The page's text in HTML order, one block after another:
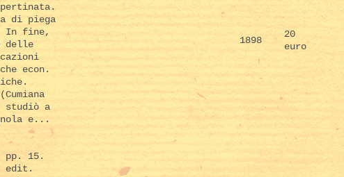
di piega
In fine,
delle
econ.
studiò a
e...
1898
20
euro
pp. 15.
edit.